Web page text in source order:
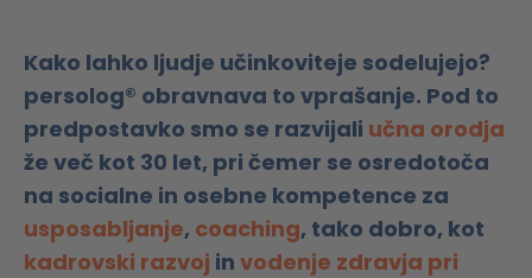
Kako lahko ljudje učinkoviteje sodelujejo?
persolog® obravnava to vprašanje. Pod to
predpostavko smo se razvijali učna orodja
že več kot 30 let, pri čemer se osredotoča
na socialne in osebne kompetence za
usposabljanje, coaching, tako dobro, kot
kadrovski razvoj in vodenje zdravja pri